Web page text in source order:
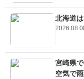
北海道
宮崎県
空気で雨